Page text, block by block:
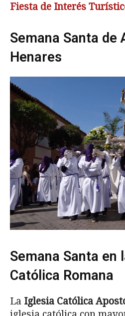
Fiesta de Interés
Semana Santa de
Henares
Semana Santa en
Católica Romana
La Iglesia Católica